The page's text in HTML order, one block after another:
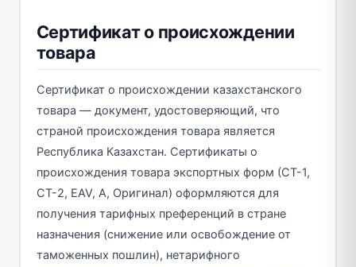
Сертификат о происхождении
товара
Сертификат о происхождении казахстанского
товара — документ, удостоверяющий, что
страной происхождения товара является
Республика Казахстан. Сертификаты о
происхождения товара экспортных форм (СТ-1,
СТ-2, EAV, А, Оригинал) оформляются для
получения тарифных преференций в стране
назначения (снижение или освобождение от
таможенных пошлин), нетарифного